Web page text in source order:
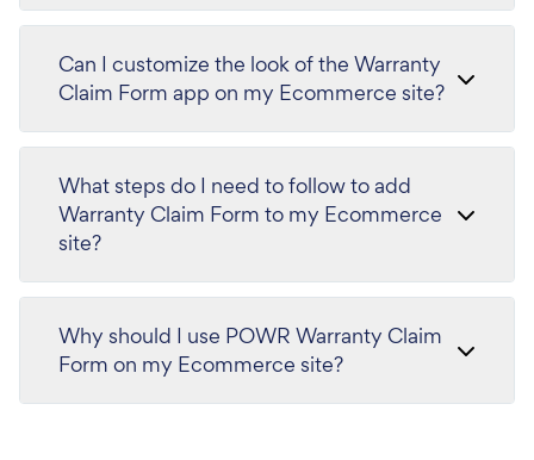
Can I customize the look of the Warranty
Claim Form app on my Ecommerce site?
What steps do I need to follow to add
Warranty Claim Form to my Ecommerce
site?
Why should I use POWR Warranty Claim
Form on my Ecommerce site?